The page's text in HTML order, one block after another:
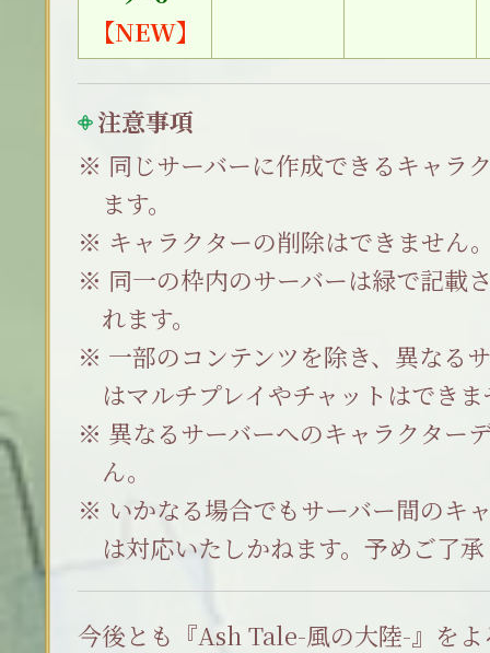
【NEW】
注意事項
同じサーバーに作成できるキャラ
ます。
キャラクターの削除はできません
同一の枠内のサーバーは緑で記載
れます。
一部のコンテンツを除き、異なる
はマルチプレイやチャットはでき
異なるサーバーへのキャラクター
ん。
いかなる場合でもサーバー間のキ
は対応いたしかねます。予めご了
今後とも『Ash Tale-風の大陸-』を